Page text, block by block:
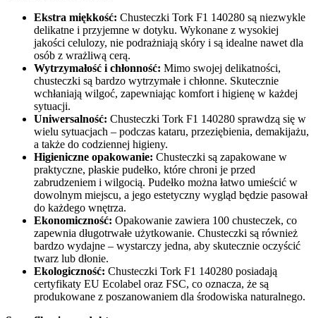
Ekstra miękkość: Chusteczki Tork F1 140280 są niezwykle
delikatne i przyjemne w dotyku. Wykonane z wysokiej
jakości celulozy, nie podrażniają skóry i są idealne nawet dla
osób z wrażliwą cerą.
Wytrzymałość i chłonność: Mimo swojej delikatności,
chusteczki są bardzo wytrzymałe i chłonne. Skutecznie
wchłaniają wilgoć, zapewniając komfort i higienę w każdej
sytuacji.
Uniwersalność: Chusteczki Tork F1 140280 sprawdzą się w
wielu sytuacjach – podczas kataru, przeziębienia, demakijażu,
a także do codziennej higieny.
Higieniczne opakowanie: Chusteczki są zapakowane w
praktyczne, płaskie pudełko, które chroni je przed
zabrudzeniem i wilgocią. Pudełko można łatwo umieścić w
dowolnym miejscu, a jego estetyczny wygląd będzie pasował
do każdego wnętrza.
Ekonomiczność: Opakowanie zawiera 100 chusteczek, co
zapewnia długotrwałe użytkowanie. Chusteczki są również
bardzo wydajne – wystarczy jedna, aby skutecznie oczyścić
twarz lub dłonie.
Ekologiczność: Chusteczki Tork F1 140280 posiadają
certyfikaty EU Ecolabel oraz FSC, co oznacza, że są
produkowane z poszanowaniem dla środowiska naturalnego.